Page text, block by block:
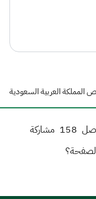
158 مشاركة